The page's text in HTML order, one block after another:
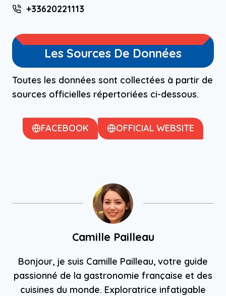
+33620221113
Les Sources De Données
Toutes les données sont collectées à partir de
sources officielles répertoriées ci-dessous.
FACEBOOK OFFICIAL WEBSITE
Camille Pailleau
Bonjour, je suis Camille Pailleau, votre guide
passionné de la gastronomie française et des
cuisines du monde. Exploratrice infatigable